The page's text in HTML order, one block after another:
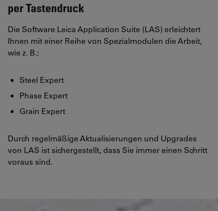
per Tastendruck
Die Software Leica Application Suite (LAS) erleichtert
Ihnen mit einer Reihe von Spezialmodulen die Arbeit,
wie z. B.:
Steel Expert
Phase Expert
Grain Expert
Durch regelmäßige Aktualisierungen und Upgrades
von LAS ist sichergestellt, dass Sie immer einen Schritt
voraus sind.